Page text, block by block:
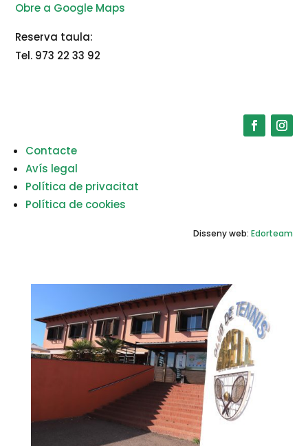
Obre a Google Maps
Reserva taula:
Tel. 973 22 33 92
Contacte
Avís legal
Política de privacitat
Política de cookies
Disseny web: Edorteam